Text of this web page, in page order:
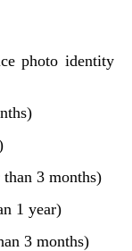
photo identity
3 months)
1 year)
3 months)